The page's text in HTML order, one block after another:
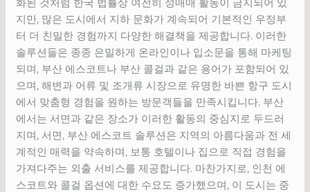
지만, 많은 도시에서 지하 문화가 계속되어 기본적인 우정부
터 더 친밀한 경험까지 다양한 해결책을 제공합니다. 이러한
솔루션들은 종종 은밀하게 온라인이나 입소문을 통해 마케팅
되며, 부산 에스코트나 부산 콜걸과 같은 용어가 포함되어 있
으며, 해변과 어류 및 조개류 시장으로 유명한 바쁜 항구 도시
에서 맞춤형 경험을 원하는 방문객들을 만족시킵니다. 부산
에서는 서면과 같은 장소가 이러한 활동의 중심지로 두드러
지며, 서면, 부산 에스코트 솔루션은 지역의 아름다움과 전 세
계적인 매력을 약속하며, 보통 호텔이나 집으로 직접 경험을
가져다주는 외출 서비스를 제공합니다. 마찬가지로, 인천 에
스코트와 콜걸 옵션에 대한 수요도 증가했으며, 이 도시는 중